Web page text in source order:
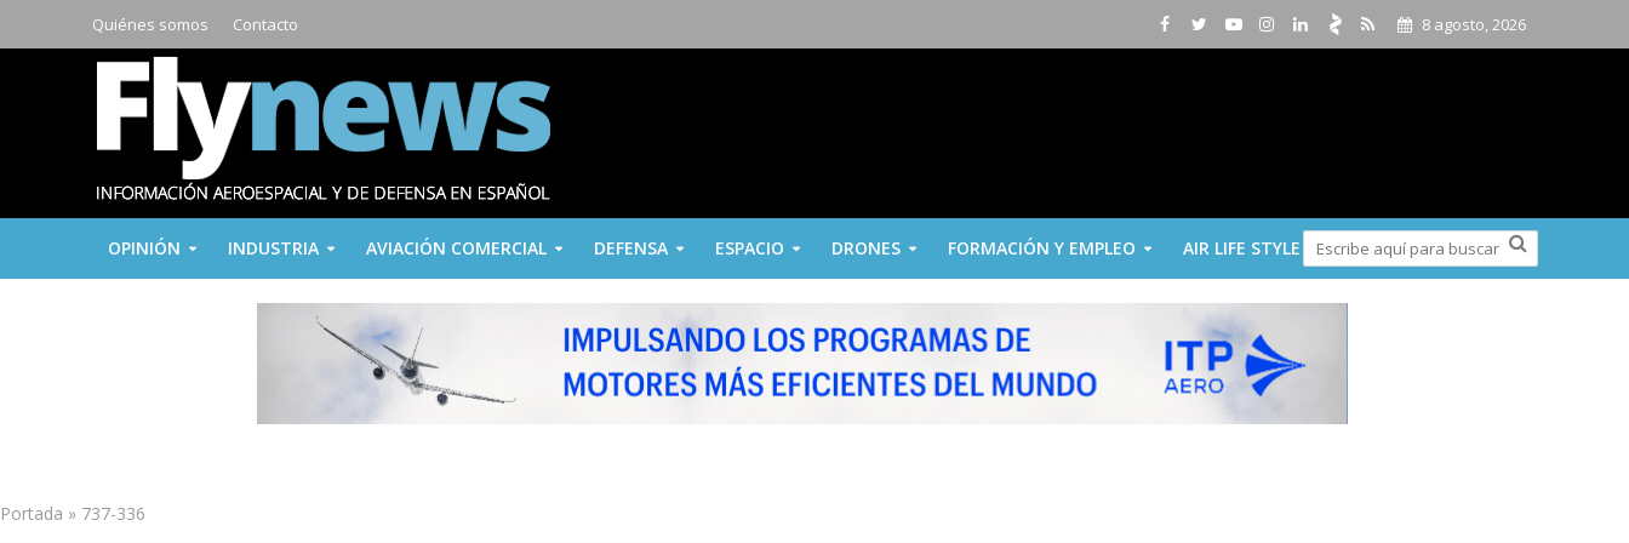
Quiénes somos Contacto 8 agosto, 2026
OPINIÓN INDUSTRIA AVIACIÓN COMERCIAL DEFENSA ESPACIO DRONES FORMACIÓN Y EMPLEO AIR LIFE STYLE
Portada » 737-336